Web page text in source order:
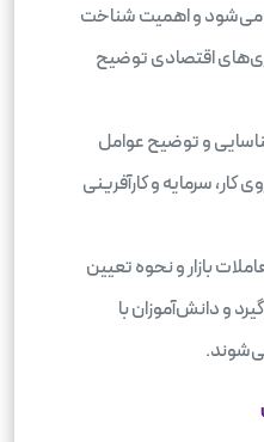
می‌شود و اهمیت شناخت
اقتصادی توضیح
و توضیح عوامل
کار، سرمایه و کارآفرینی
بازار و نحوه تعیین
و دانش‌آموزان با